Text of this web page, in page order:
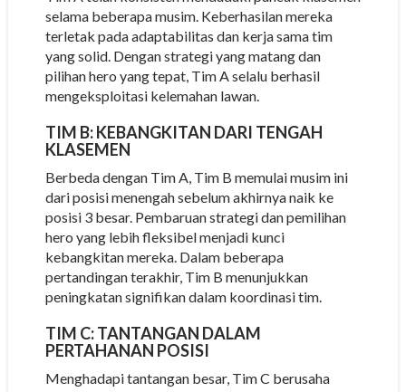
selama beberapa musim. Keberhasilan mereka
terletak pada adaptabilitas dan kerja sama tim
yang solid. Dengan strategi yang matang dan
pilihan hero yang tepat, Tim A selalu berhasil
mengeksploitasi kelemahan lawan.
TIM B: KEBANGKITAN DARI TENGAH
KLASEMEN
Berbeda dengan Tim A, Tim B memulai musim ini
dari posisi menengah sebelum akhirnya naik ke
posisi 3 besar. Pembaruan strategi dan pemilihan
hero yang lebih fleksibel menjadi kunci
kebangkitan mereka. Dalam beberapa
pertandingan terakhir, Tim B menunjukkan
peningkatan signifikan dalam koordinasi tim.
TIM C: TANTANGAN DALAM
PERTAHANAN POSISI
Menghadapi tantangan besar, Tim C berusaha